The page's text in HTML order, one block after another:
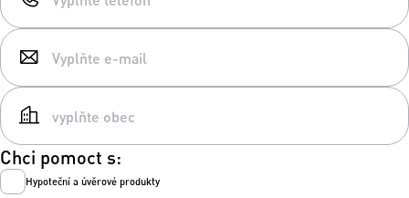
Chci pomoct s:
Hypoteční a úvěrové produkty